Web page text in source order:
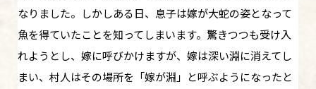
なりました。しかしある日、息子は嫁が大蛇の姿となって
魚を得ていたことを知ってしまいます。驚きつつも受け入
れようとし、嫁に呼びかけますが、嫁は深い淵に消えてし
まい、村人はその場所を「嫁が淵」と呼ぶようになったと